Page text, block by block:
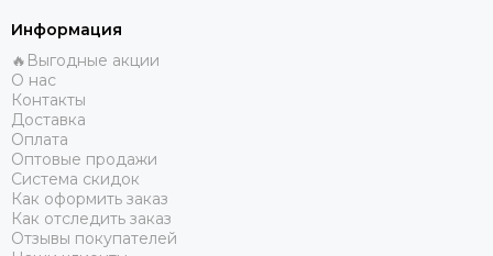
Информация
🔥Выгодные акции
О нас
Контакты
Доставка
Оплата
Оптовые продажи
Система скидок
Как оформить заказ
Как отследить заказ
Отзывы покупателей